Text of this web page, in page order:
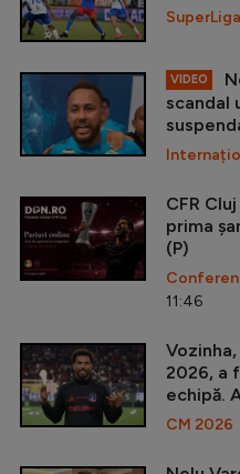
SuperLiga
VIDEO
scandal
CFR
prima
(P)
11:46
2026, a
echipă.
CM 2026